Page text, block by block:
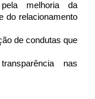
pela melhoria da
do relacionamento
de condutas que
nas